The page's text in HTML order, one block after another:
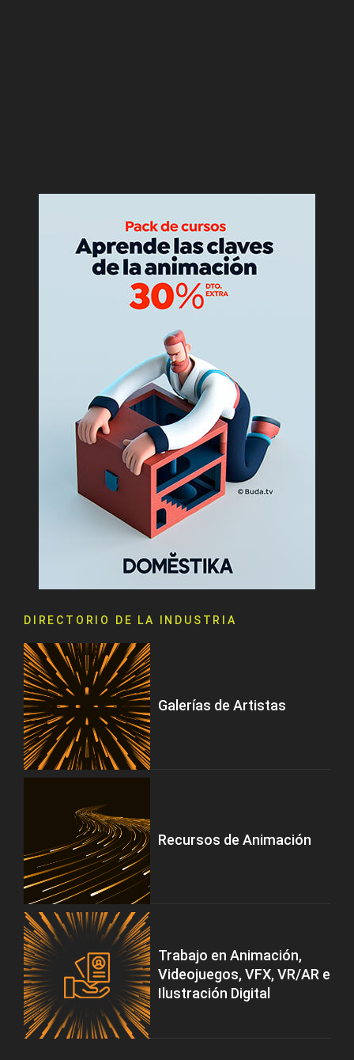
DIRECTORIO DE LA INDUSTRIA
Galerías de Artistas
Recursos de Animación
Trabajo en Animación,
Videojuegos, VFX, VR/AR e
Ilustración Digital